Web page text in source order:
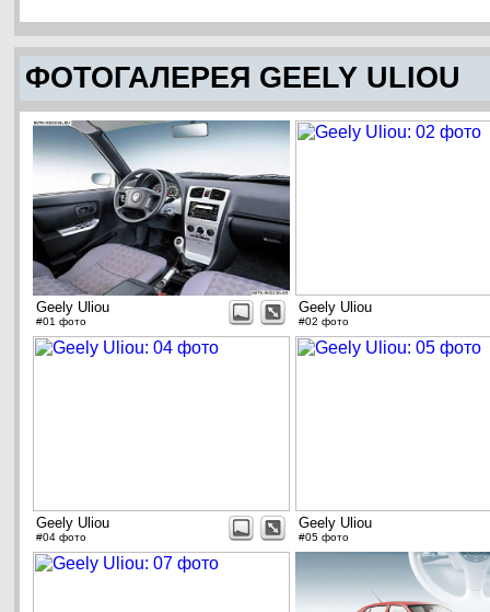
ФОТОГАЛЕРЕЯ GEELY ULIOU
Geely Uliou
#01 фото
Geely Uliou
#02 фото
Geely Uliou
#04 фото
Geely Uliou
#05 фото